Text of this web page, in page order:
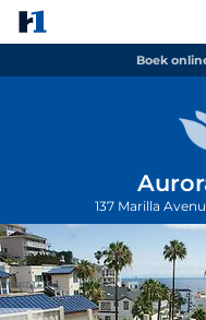
Boek
137 Marilla